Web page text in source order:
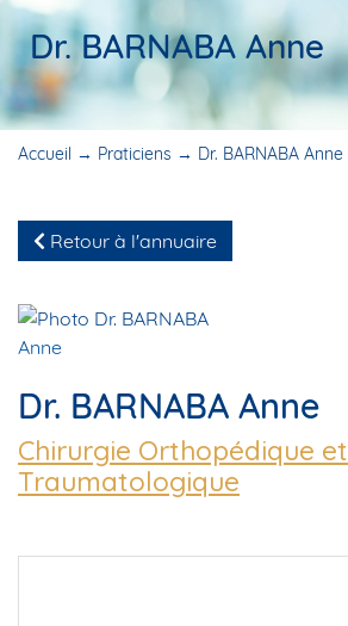
Dr. BARNABA Anne
Accueil → Praticiens → Dr. BARNABA Anne
Retour à l'annuaire
Dr. BARNABA Anne
Chirurgie Orthopédique et
Traumatologique